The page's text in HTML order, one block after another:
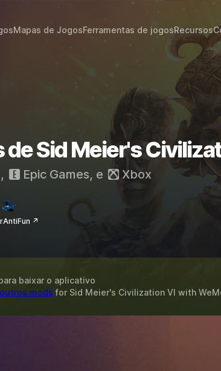
Mapas de JogosFerramentas de jogosRecursos
Sid Meier's
, Epic Games, e Xbox
↗
baixar o aplicativo
outros mods for Sid Meier's Civilization VI with